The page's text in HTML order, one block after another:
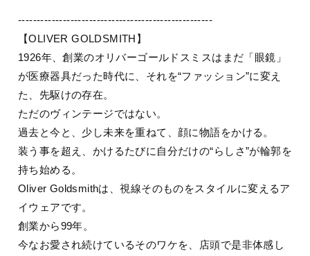
----------------------------------------------------
【OLIVER GOLDSMITH】
1926年、創業のオリバーゴールドスミスはまだ「眼鏡」
が医療器具だった時代に、それを“ファッション”に変え
た、先駆けの存在。
ただのヴィンテージではない。
過去と今と、少し未来を重ねて、顔に物語をかける。
装う事を超え、かけるたびに自分だけの“らしさ”が輪郭を
持ち始める。
Oliver Goldsmithは、視線そのものをスタイルに変えるア
イウェアです。
創業から99年。
今なお愛され続けているそのワケを、店頭で是非体感し